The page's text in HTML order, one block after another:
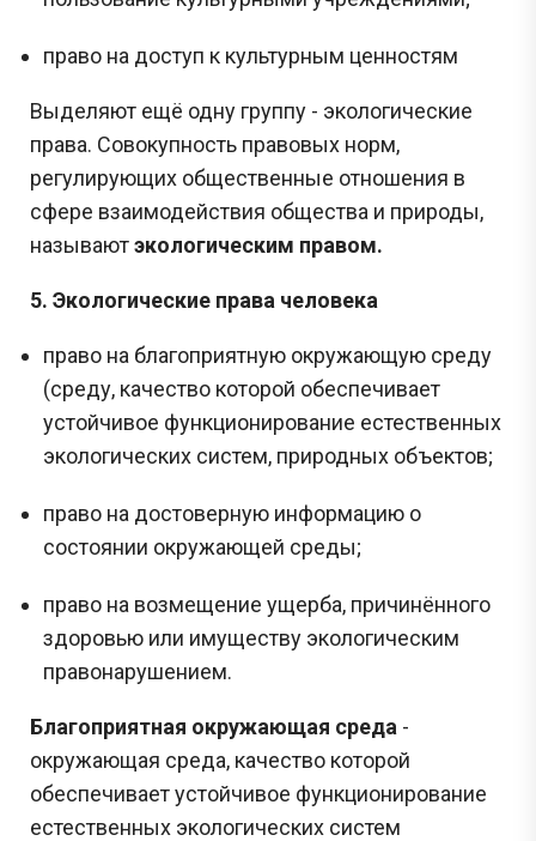
право на доступ к культурным ценностям
Выделяют ещё одну группу - экологические
права. Совокупность правовых норм,
регулирующих общественные отношения в
сфере взаимодействия общества и природы,
называютэкологическим правом.
5. Экологические права человека
право на благоприятную окружающую среду
(среду, качество которой обеспечивает
устойчивое функционирование естественных
экологических систем, природных объектов;
право на достоверную информацию о
состоянии окружающей среды;
право на возмещение ущерба, причинённого
здоровью или имуществу экологическим
правонарушением.
Благоприятная окружающая среда -
окружающая среда, качество которой
обеспечивает устойчивое функционирование
естественных экологических систем